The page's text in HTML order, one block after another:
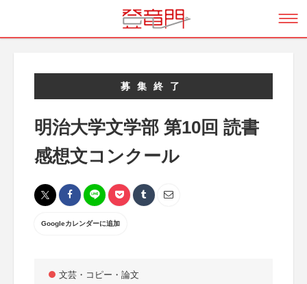
募集終了
明治大学文学部 第10回 読書
感想文コンクール
Googleカレンダーに追加
文芸・コピー・論文